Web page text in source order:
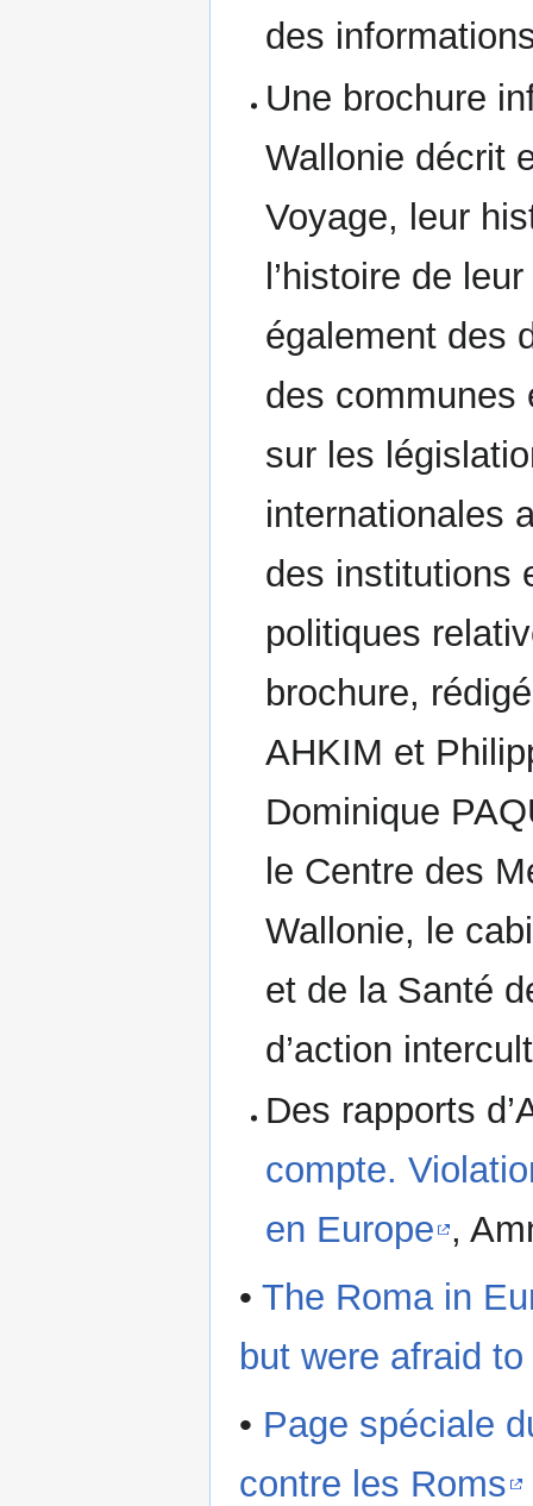
des
Une brochure
Wallonie décrit
Voyage, leur
l’histoire de
également des
des communes
sur les
internationales
des institutions
politiques
brochure,
AHKIM et
Dominique
le Centre des
Wallonie, le
et de la Santé
d’action
Des rapports
compte.
en Europe ,
• The Roma in
but were afraid
• Page spéciale
contre les Roms